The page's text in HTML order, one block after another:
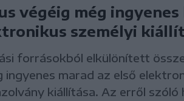
végéig még ingyenes
személyi
forrásokból elkülönített
ingyenes marad az első
kiállítása. Az erről